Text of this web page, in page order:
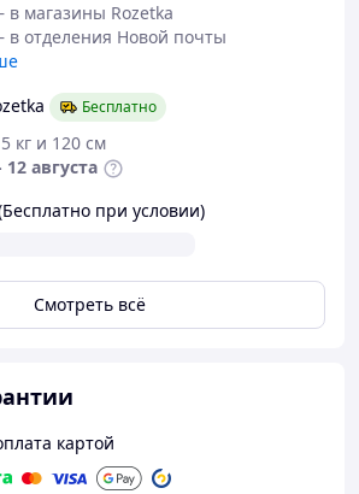
магазины Rozetka
отделения Новой почты
Бесплатно
кг и 120 см
12 августа
при условии)
Смотреть всё
картой